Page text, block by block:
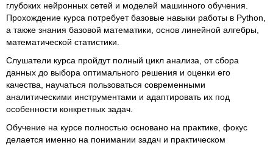
глубоких нейронных сетей и моделей машинного обучения.
Прохождение курса потребует базовые навыки работы в Python,
а также знания базовой математики, основ линейной алгебры,
математической статистики.
Слушатели курса пройдут полный цикл анализа, от сбора
данных до выбора оптимального решения и оценки его
качества, научаться пользоваться современными
аналитическими инструментами и адаптировать их под
особенности конкретных задач.
Обучение на курсе полностью основано на практике, фокус
делается именно на понимании задач и практическом